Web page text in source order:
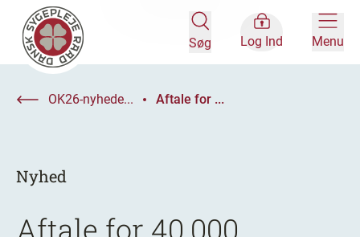
Søg Log Ind Menu
OK26-nyhede... Aftale for ...
Nyhed
Aftale for 40.000